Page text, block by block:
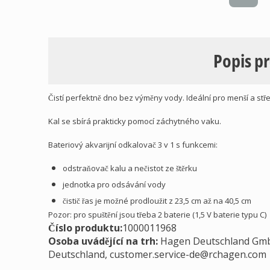
Popis
Čistí perfektně dno bez výměny vody. Ideální pro menší a
Kal se sbírá prakticky pomocí záchytného vaku.
Bateriový akvarijní odkalovač 3 v 1 s funkcemi:
odstraňovač kalu a nečistot ze štěrku
jednotka pro odsávání vody
čistič řas je možné prodloužit z 23,5 cm až na 40,5 cm
Pozor: pro spuštění jsou třeba 2 baterie (1,5 V baterie typu C)
Číslo produktu:1000011968
Osoba uvádějící na trh: Hagen Deutschland
Deutschland, customer.service-de@rchagen.com